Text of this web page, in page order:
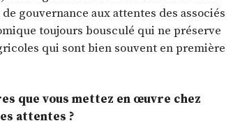
gouvernance aux attentes des associés
toujours bousculé qui ne préserve
qui sont bien souvent en première
que vous mettez en œuvre chez
attentes ?